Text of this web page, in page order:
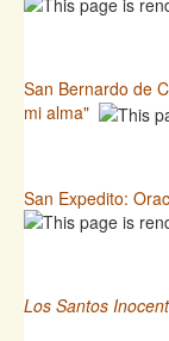
San Bernardo de
mi alma"
San Expedito:
Los Santos